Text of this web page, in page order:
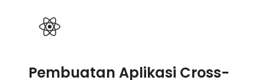
Pembuatan Aplikasi Cross-